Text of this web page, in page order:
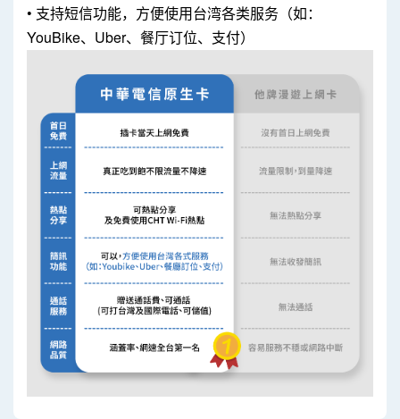
• 支持短信功能，方便使用台湾各类服务（如：
YouBike、Uber、餐厅订位、支付）